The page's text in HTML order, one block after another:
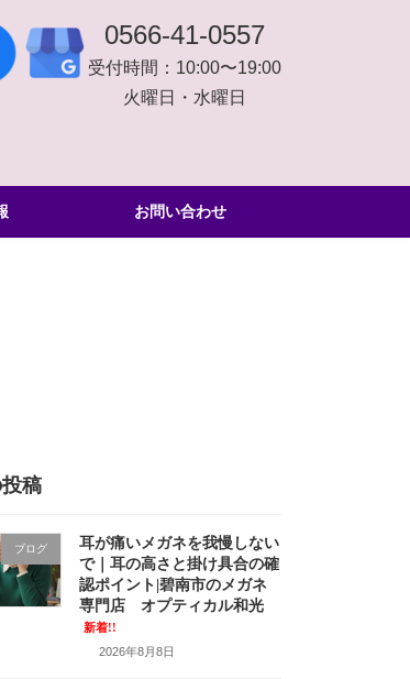
0566-41-0557
受付時間：10:00〜19:00
火曜日・水曜日
お問い合わせ
稿
ブログ
耳が痛いメガネを我慢しない
で｜耳の高さと掛け具合の確
認ポイント|碧南市のメガネ
専門店 オプティカル和光
新着!!
2026年8月8日